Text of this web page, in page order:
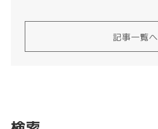
記事一覧へ